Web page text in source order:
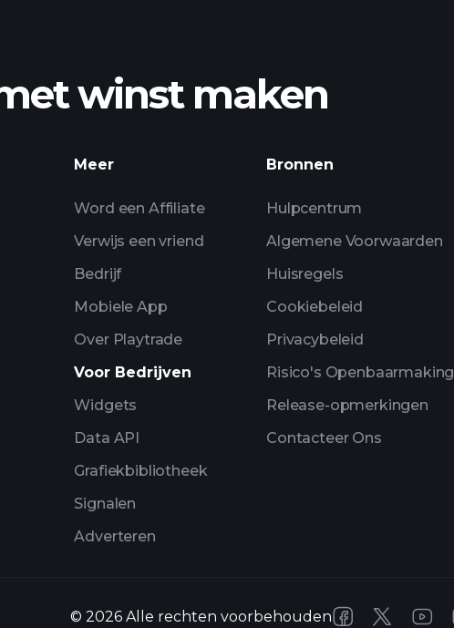
winst maken
Meer
Word een Affiliate
Verwijs een vriend
Bedrijf
Mobiele App
Over Playtrade
Voor Bedrijven
Widgets
Data API
Grafiekbibliotheek
Signalen
Adverteren
Bronnen
Hulpcentrum
Algemene Voorwaarden
Huisregels
Cookiebeleid
Privacybeleid
Risico's Openbaarmaking
Release-opmerkingen
Contacteer Ons
© 2026 Alle rechten voorbehouden